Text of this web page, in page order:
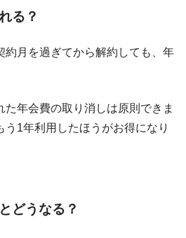
る？
約月を過ぎてから解約しても、年
年会費の取り消しは原則できま
1年利用したほうがお得になり
どうなる？